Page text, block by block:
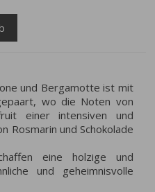
und Bergamotte ist mit
wo die Noten von
einer intensiven und
Rosmarin und Schokolade
eine holzige und
und geheimnisvolle